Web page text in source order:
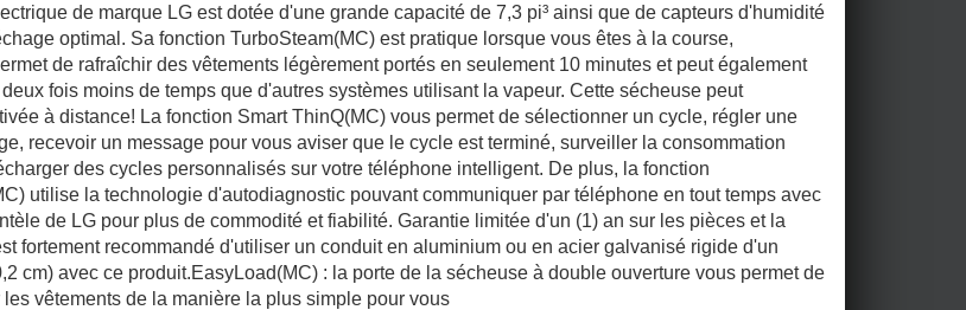
de marque LG est dotée d'une grande capacité de 7,3 pi³ ainsi que de capteurs d'humidité
optimal. Sa fonction TurboSteam(MC) est pratique lorsque vous êtes à la course,
de rafraîchir des vêtements légèrement portés en seulement 10 minutes et peut également
fois moins de temps que d'autres systèmes utilisant la vapeur. Cette sécheuse peut
à distance! La fonction Smart ThinQ(MC) vous permet de sélectionner un cycle, régler une
recevoir un message pour vous aviser que le cycle est terminé, surveiller la consommation
des cycles personnalisés sur votre téléphone intelligent. De plus, la fonction
utilise la technologie d'autodiagnostic pouvant communiquer par téléphone en tout temps avec
de LG pour plus de commodité et fiabilité. Garantie limitée d'un (1) an sur les pièces et la
fortement recommandé d'utiliser un conduit en aluminium ou en acier galvanisé rigide d'un
cm) avec ce produit.EasyLoad(MC) : la porte de la sécheuse à double ouverture vous permet de
les vêtements de la manière la plus simple pour vous